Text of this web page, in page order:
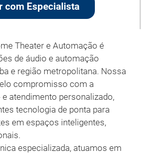
com Especialista
Theater e Automação é
de áudio e automação
e região metropolitana. Nossa
compromisso com a
atendimento personalizado,
tecnologia de ponta para
em espaços inteligentes,
especializada, atuamos em